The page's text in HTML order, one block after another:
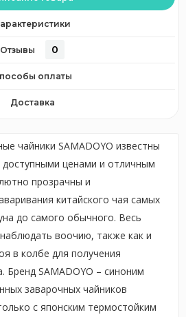
Отзывы 0
оплаты
Доставка
чайники SAMADOYO известны
ценами и отличным
прозрачны и
китайского чая самых
до самого обычного. Весь
воочию, также как и
в колбе для получения
Бренд SAMADOYO – синоним
заварочных чайников
с японским термостойким